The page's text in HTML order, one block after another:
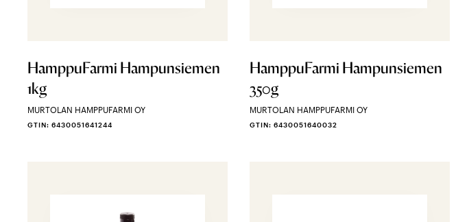
HamppuFarmi Hampunsiemen
1kg
MURTOLAN HAMPPUFARMI OY
GTIN: 6430051641244
HamppuFarmi Hampunsiemen
350g
MURTOLAN HAMPPUFARMI OY
GTIN: 6430051640032